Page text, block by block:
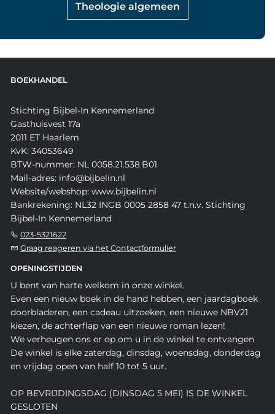
Theologie algemeen
BOEKHANDEL
Stichting Bijbel-In Kennemerland
Gasthuisvest 17a
2011 ET Haarlem
KvK: 34053649
BTW-nummer: NL 0058.21.538.B01
Mail-adres: info@bijbelin.nl
Website/webshop: www.bijbelin.nl
Bankrekening: NL32 INGB 0005 2858 47 t.n.v. Stichting
Bijbel-In Kennemerland
023-5321622
Graag reageren via het Contactformulier
OPENINGSTIJDEN
U bent van harte welkom in onze winkel.
Even een nieuw boek in de hand hebben, een jaardagboek
doorbladeren, een cadeau uitzoeken, een nieuwe NBV21
kiezen, de achterflap van een nieuwe roman lezen!
We verheugen ons er op om u in de winkel te ontvangen
De winkel is elke zaterdag, dinsdag, woensdag, donderdag
en vrijdag open van half 10 tot 5 uur.
OP BEVRIJDINGSDAG (DINSDAG 5 MEI) IS DE WINKEL
GESLOTEN